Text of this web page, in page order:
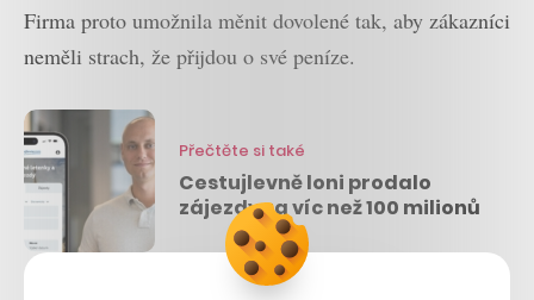
Firma proto umožnila měnit dovolené tak, aby zákazníci
neměli strach, že přijdou o své peníze.
Přečtěte si také
Cestujlevně loni prodalo
zájezdy za víc než 100 milionů